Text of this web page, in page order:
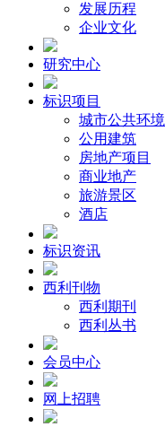
发展历程
企业文化
研究中心
标识项目
城市公共环境
公用建筑
房地产项目
商业地产
旅游景区
酒店
标识资讯
西利刊物
西利期刊
西利丛书
会员中心
网上招聘